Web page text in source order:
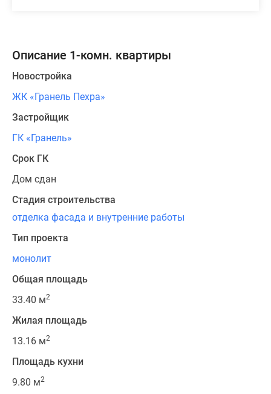
Описание 1-комн. квартиры
Новостройка
ЖК «Гранель Пехра»
Застройщик
ГК «Гранель»
Срок ГК
Дом сдан
Стадия строительства
отделка фасада и внутренние работы
Тип проекта
монолит
Общая площадь
33.40 м2
Жилая площадь
13.16 м2
Площадь кухни
9.80 м2